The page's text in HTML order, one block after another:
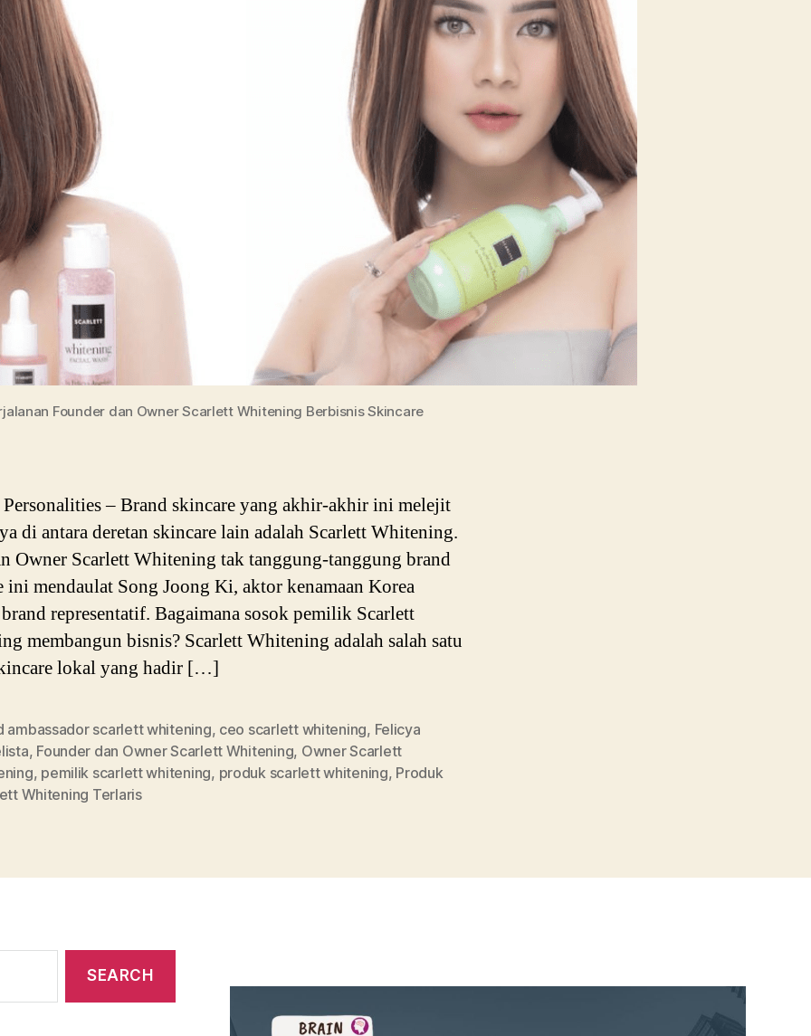
Skincare
Founder dan Owner Scarlett Whitening Berbisnis Skincare
– Brand skincare yang akhir-akhir ini melejit
di antara deretan skincare lain adalah Scarlett Whitening.
Owner Scarlett Whitening tak tanggung-tanggung brand
ini mendaulat Song Joong Ki, aktor kenamaan Korea
representatif. Bagaimana sosok pemilik Scarlett
membangun bisnis? Scarlett Whitening adalah salah satu
lokal yang hadir […]
ambassador scarlett whitening, ceo scarlett whitening, Felicya
, Founder dan Owner Scarlett Whitening, Owner Scarlett
, pemilik scarlett whitening, produk scarlett whitening, Produk
Whitening Terlaris